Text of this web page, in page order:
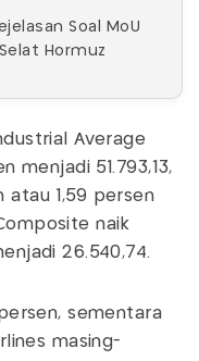
Soal MoU
Hormuz
Average
menjadi 51.793,13,
atau 1,59 persen
naik
26.540,74.
sementara
masing-